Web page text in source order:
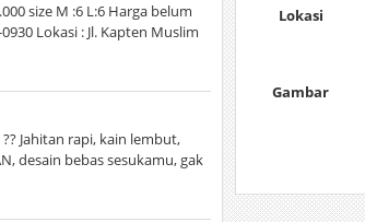
size M :6 L:6 Harga belum
Lokasi : Jl. Kapten Muslim
Jahitan rapi, kain lembut,
desain bebas sesukamu, gak
Lokasi
Gambar